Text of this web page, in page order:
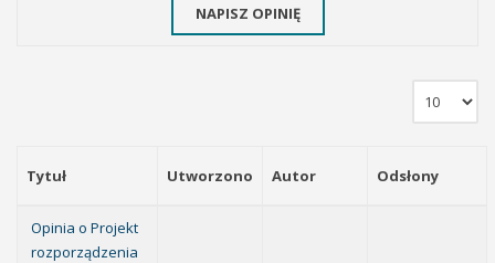
NAPISZ OPINIĘ
Tytuł Utworzono Autor Odsłony
Opinia o Projekt
rozporządzenia